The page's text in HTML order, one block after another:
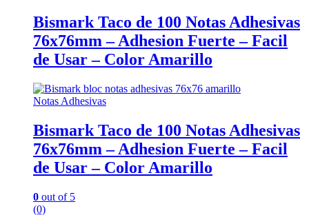
Bismark Taco de 100 Notas Adhesivas
76x76mm – Adhesion Fuerte – Facil
de Usar – Color Amarillo
Notas Adhesivas
Bismark Taco de 100 Notas Adhesivas
76x76mm – Adhesion Fuerte – Facil
de Usar – Color Amarillo
0 out of 5
(0)